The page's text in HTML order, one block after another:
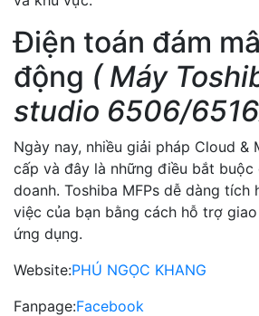
Điện toán đám
động ( Máy
studio 6506/
Ngày nay, nhiều giải pháp Cloud &
cấp và đây là những điều bắt
doanh. Toshiba MFPs dễ dàng tích
việc của bạn bằng cách hỗ trợ
ứng dụng.
Website:PHÚ NGỌC KHANG
Fanpage:Facebook